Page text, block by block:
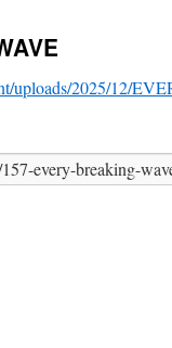
uploads/2025/12/